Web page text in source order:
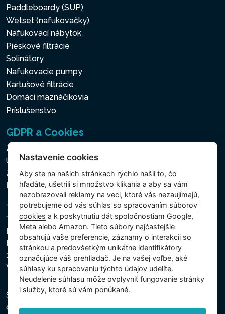
Paddleboardy (SUP)
Wetset (nafukovačky)
Nafukovací nábytok
Pieskové filtrácie
Solinátory
Nafukovacie pumpy
Kartušové filtrácie
Domáci maznáčikovia
Príslušenstvo
GDPR a Cookies
Zásady ochrany osobných a ďalších spracovávaných
údajov
Zásady používania súborov cookies
Nastavenie cookies
Intex Trading, s.r.o.
Hradecká 2526/3
130 00 Praha 3
Vinohrady - Česká republika
Spoločnosť je zapísaná na Mestskom súde v Prahe,
oddiel C, vložka 74759, IČO 26150808, DIČ CZ26150808.
Nastavenie cookies
Aby ste na našich stránkach rýchlo našli to, čo
hľadáte, ušetrili si množstvo klikania a aby sa vám
nezobrazovali reklamy na veci, ktoré vás nezaujímajú,
potrebujeme od vás súhlas so spracovaním súborov
cookies a k poskytnutiu dát spoločnostiam Google,
Meta alebo Amazon. Tieto súbory najčastejšie
obsahujú vaše preferencie, záznamy o interakcii so
stránkou a predovšetkým unikátne identifikátory
označujúce váš prehliadač. Je na vašej voľbe, aké
súhlasy ku spracovaniu týchto údajov udelíte.
Neudelenie súhlasu mȏže ovplyvniť fungovanie stránky
i služby, ktoré sú vám ponúkané.